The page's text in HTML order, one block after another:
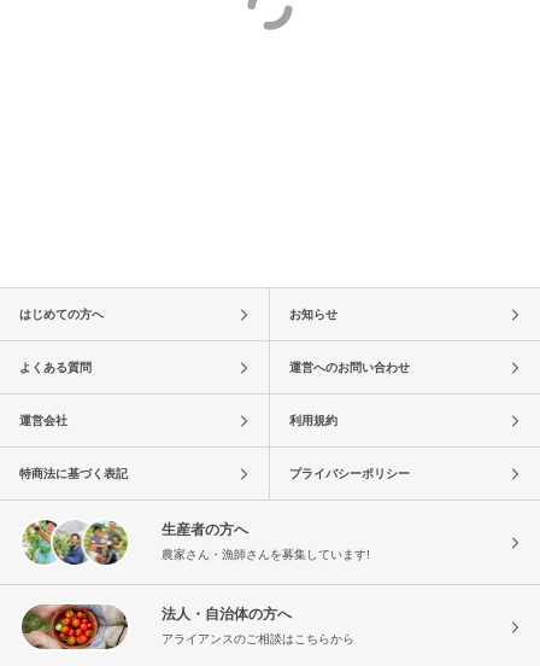
はじめての方へ お知らせ
よくある質問 運営へのお問い合わせ
運営会社 利用規約
特商法に基づく表記 プライバシーポリシー
生産者の方へ
農家さん・漁師さんを募集しています!
法人・自治体の方へ
アライアンスのご相談はこちらから